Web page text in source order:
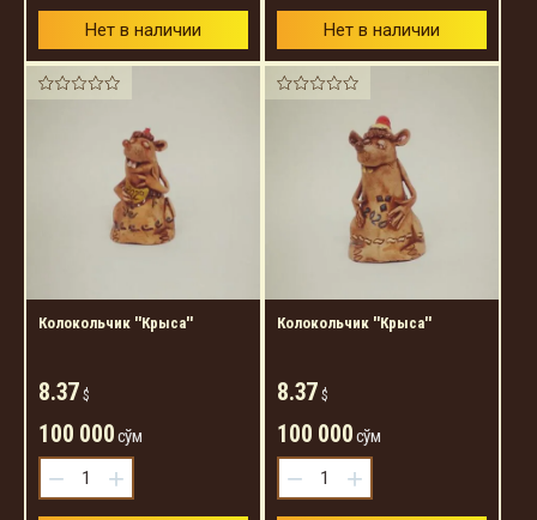
Нет в наличии Нет в наличии
Колокольчик ''Крыса''
8.37 $
100 000сўм
− +
Колокольчик ''Крыса''
8.37 $
100 000сўм
− +